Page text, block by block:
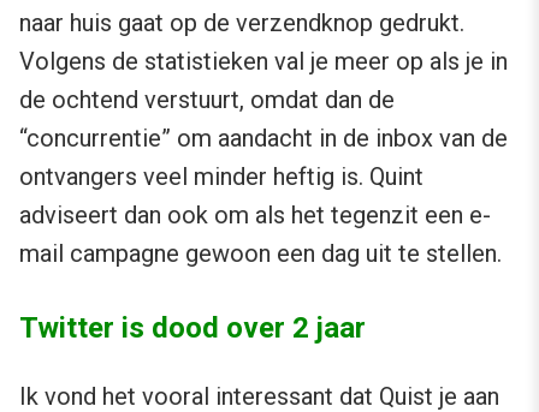
naar huis gaat op de verzendknop gedrukt.
Volgens de statistieken val je meer op als je in
de ochtend verstuurt, omdat dan de
“concurrentie” om aandacht in de inbox van de
ontvangers veel minder heftig is. Quint
adviseert dan ook om als het tegenzit een e-
mail campagne gewoon een dag uit te stellen.
Twitter is dood over 2 jaar
Ik vond het vooral interessant dat Quist je aan